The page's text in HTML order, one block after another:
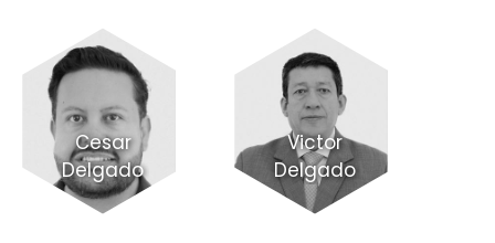
Cesar
Delgado
Victor
Delgado